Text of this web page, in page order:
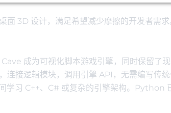
面 3D 设计，满足希望减少摩擦的开发者需
成为可视化脚本游戏引擎，同时保留了
接逻辑模块，调用引擎 API，无需编写传
学习 C++、C# 或复杂的引擎架构。Python